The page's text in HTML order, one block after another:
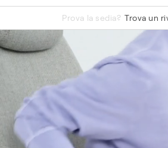
Prova la sedia? Trova un